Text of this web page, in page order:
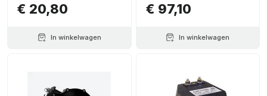
€ 20,80
In winkelwagen
€ 97,10
In winkelwagen